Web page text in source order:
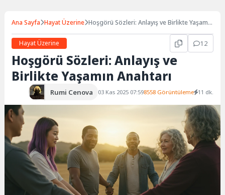
Ana Sayfa Hayat Üzerine Hoşgörü Sözleri: Anlayış ve Birlikte Yaşamın
Hayat Üzerine
12
Hoşgörü Sözleri: Anlayış ve
Birlikte Yaşamın Anahtarı
Rumi Cenova 03 Kas 2025 07:598558 Görüntüleme 11 dk.